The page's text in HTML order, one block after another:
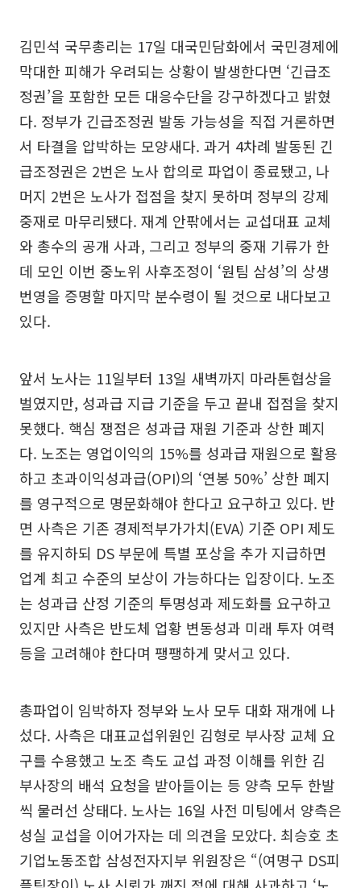
김민석 국무총리는 17일 대국민담화에서 국민경제에
막대한 피해가 우려되는 상황이 발생한다면 ‘긴급조
정권’을 포함한 모든 대응수단을 강구하겠다고 밝혔
다. 정부가 긴급조정권 발동 가능성을 직접 거론하면
서 타결을 압박하는 모양새다. 과거 4차례 발동된 긴
급조정권은 2번은 노사 합의로 파업이 종료됐고, 나
머지 2번은 노사가 접점을 찾지 못하며 정부의 강제
중재로 마무리됐다. 재계 안팎에서는 교섭대표 교체
와 총수의 공개 사과, 그리고 정부의 중재 기류가 한
데 모인 이번 중노위 사후조정이 ‘원팀 삼성’의 상생
번영을 증명할 마지막 분수령이 될 것으로 내다보고
있다.
앞서 노사는 11일부터 13일 새벽까지 마라톤협상을
벌였지만, 성과급 지급 기준을 두고 끝내 접점을 찾지
못했다. 핵심 쟁점은 성과급 재원 기준과 상한 폐지
다. 노조는 영업이익의 15%를 성과급 재원으로 활용
하고 초과이익성과급(OPI)의 ‘연봉 50%’ 상한 폐지
를 영구적으로 명문화해야 한다고 요구하고 있다. 반
면 사측은 기존 경제적부가가치(EVA) 기준 OPI 제도
를 유지하되 DS 부문에 특별 포상을 추가 지급하면
업계 최고 수준의 보상이 가능하다는 입장이다. 노조
는 성과급 산정 기준의 투명성과 제도화를 요구하고
있지만 사측은 반도체 업황 변동성과 미래 투자 여력
등을 고려해야 한다며 팽팽하게 맞서고 있다.
총파업이 임박하자 정부와 노사 모두 대화 재개에 나
섰다. 사측은 대표교섭위원인 김형로 부사장 교체 요
구를 수용했고 노조 측도 교섭 과정 이해를 위한 김
부사장의 배석 요청을 받아들이는 등 양측 모두 한발
씩 물러선 상태다. 노사는 16일 사전 미팅에서 양측은
성실 교섭을 이어가자는 데 의견을 모았다. 최승호 초
기업노동조합 삼성전자지부 위원장은 “(여명구 DS피